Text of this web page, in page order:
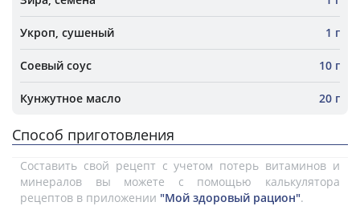
Укроп, сушеный 1 г
Соевый соус 10 г
Кунжутное масло 20 г
Способ приготовления
Составить свой рецепт с учетом потерь витаминов и
минералов вы можете с помощью калькулятора
рецептов в приложении "Мой здоровый рацион".